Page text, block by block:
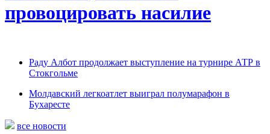
провоцировать насилие
Раду Албот продолжает выступление на турнире АТР в
Стокгольме
Молдавский легкоатлет выиграл полумарафон в
Бухаресте
все новости